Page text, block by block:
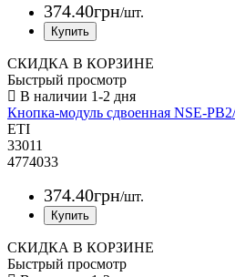
374.40грн/шт.
СКИДКА В КОРЗИНЕ
Быстрый просмотр
Кнопка-модуль сдвоенная NSE-
ETI
33011
4774033
374.40грн/шт.
СКИДКА В КОРЗИНЕ
Быстрый просмотр